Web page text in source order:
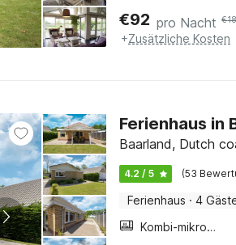
€92 pro Nacht €
+Zusätzliche Kosten
Ferienhaus in
Baarland, Dutch
4.2 / 5 (53
Ferienhaus · 4
Kombi-mikrowelle